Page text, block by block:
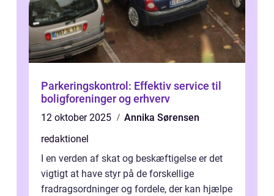
Parkeringskontrol: Effektiv service til
boligforeninger og erhverv
12 oktober 2025
Annika Sørensen
redaktionel
I en verden af skat og beskæftigelse er det
vigtigt at have styr på de forskellige
fradragsordninger og fordele, der kan hjælpe